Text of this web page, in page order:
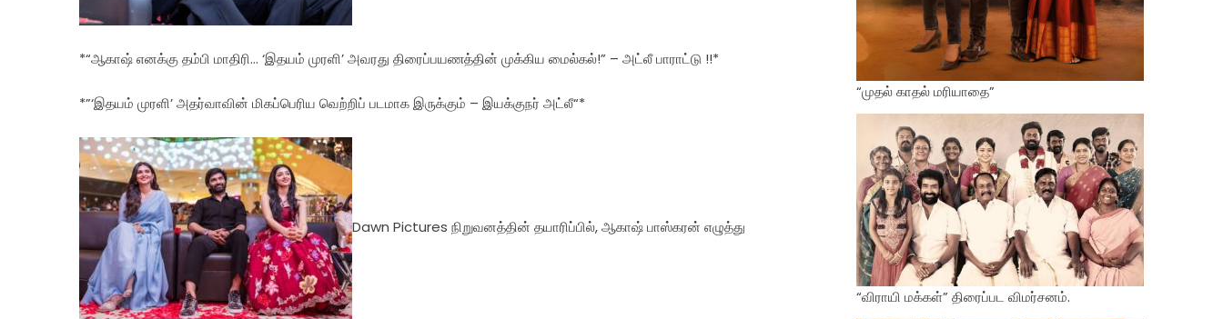
*“ஆகாஷ் எனக்கு தம்பி மாதிரி… ‘இதயம் முரளி’ அவரது திரைப்பயணத்தின் முக்கிய மைல்கல்!” – அட்லீ பாராட்டு !!*
*”‘இதயம் முரளி’ அதர்வாவின் மிகப்பெரிய வெற்றிப் படமாக இருக்கும் – இயக்குநர் அட்லீ“*
Dawn Pictures நிறுவனத்தின் தயாரிப்பில், ஆகாஷ் பாஸ்கரன் எழுத்து
“முதல் காதல் மரியாதை”
“விராயி மக்கள்” திரைப்பட விமர்சனம்.